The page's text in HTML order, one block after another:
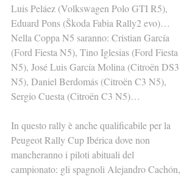
Luis Peláez (Volkswagen Polo GTI R5),
Eduard Pons (Škoda Fabia Rally2 evo)…
Nella Coppa N5 saranno: Cristian García
(Ford Fiesta N5), Tino Iglesias (Ford Fiesta
N5), José Luis García Molina (Citroën DS3
N5), Daniel Berdomás (Citroën C3 N5),
Sergio Cuesta (Citroën C3 N5)…
In questo rally è anche qualificabile per la
Peugeot Rally Cup Ibérica dove non
mancheranno i piloti abituali del
campionato: gli spagnoli Alejandro Cachón,